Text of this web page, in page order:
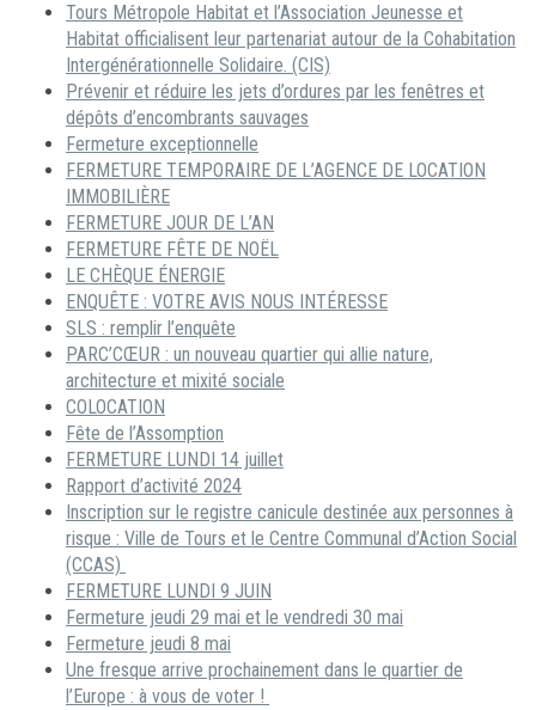
Tours Métropole Habitat et l’Association Jeunesse et
Habitat officialisent leur partenariat autour de la Cohabitation
Intergénérationnelle Solidaire. (CIS)
Prévenir et réduire les jets d’ordures par les fenêtres et
dépôts d’encombrants sauvages
Fermeture exceptionnelle
FERMETURE TEMPORAIRE DE L’AGENCE DE LOCATION
IMMOBILIÈRE
FERMETURE JOUR DE L’AN
FERMETURE FÊTE DE NOËL
LE CHÈQUE ÉNERGIE
ENQUÊTE : VOTRE AVIS NOUS INTÉRESSE
SLS : remplir l’enquête
PARC’CŒUR : un nouveau quartier qui allie nature,
architecture et mixité sociale
COLOCATION
Fête de l’Assomption
FERMETURE LUNDI 14 juillet
Rapport d’activité 2024
Inscription sur le registre canicule destinée aux personnes à
risque : Ville de Tours et le Centre Communal d’Action Social
(CCAS)
FERMETURE LUNDI 9 JUIN
Fermeture jeudi 29 mai et le vendredi 30 mai
Fermeture jeudi 8 mai
Une fresque arrive prochainement dans le quartier de
l’Europe : à vous de voter !